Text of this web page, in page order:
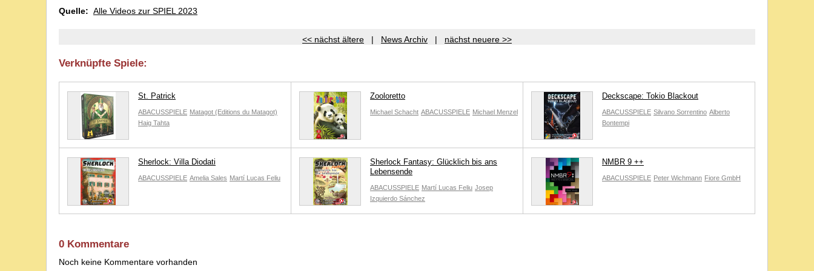
Quelle: Alle Videos zur SPIEL 2023
<< nächst ältere | News Archiv | nächst neuere >>
Verknüpfte Spiele:
St. Patrick
ABACUSSPIELE Matagot (Editions du Matagot)
Haig Tahta
Zooloretto
Michael Schacht ABACUSSPIELE Michael Menzel
Deckscape: Tokio Blackout
ABACUSSPIELE Silvano Sorrentino Alberto
Bontempi
Sherlock: Villa Diodati
ABACUSSPIELE Amelia Sales Martí Lucas Feliu
Sherlock Fantasy: Glücklich bis ans
Lebensende
ABACUSSPIELE Martí Lucas Feliu Josep
Izquierdo Sánchez
NMBR 9 ++
ABACUSSPIELE Peter Wichmann Fiore GmbH
0 Kommentare
Noch keine Kommentare vorhanden